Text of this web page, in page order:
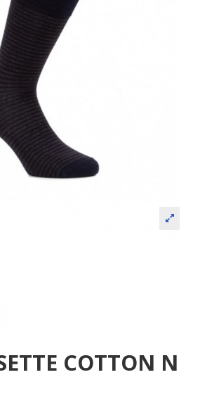
COTTON N